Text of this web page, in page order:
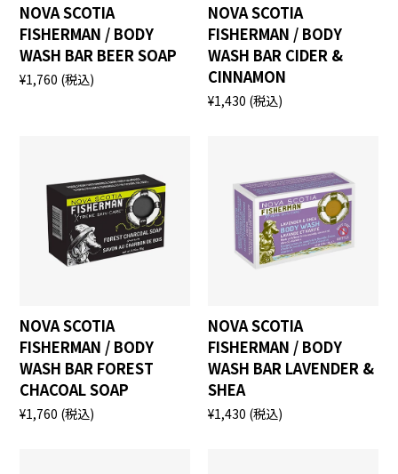
NOVA SCOTIA
FISHERMAN / BODY
WASH BAR BEER SOAP
¥1,760 (税込)
NOVA SCOTIA
FISHERMAN / BODY
WASH BAR CIDER &
CINNAMON
¥1,430 (税込)
NOVA SCOTIA
FISHERMAN / BODY
WASH BAR FOREST
CHACOAL SOAP
¥1,760 (税込)
NOVA SCOTIA
FISHERMAN / BODY
WASH BAR LAVENDER &
SHEA
¥1,430 (税込)